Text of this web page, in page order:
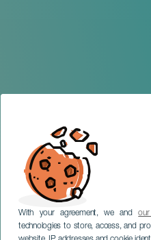
With your agreement, we and
technologies to store, access, and